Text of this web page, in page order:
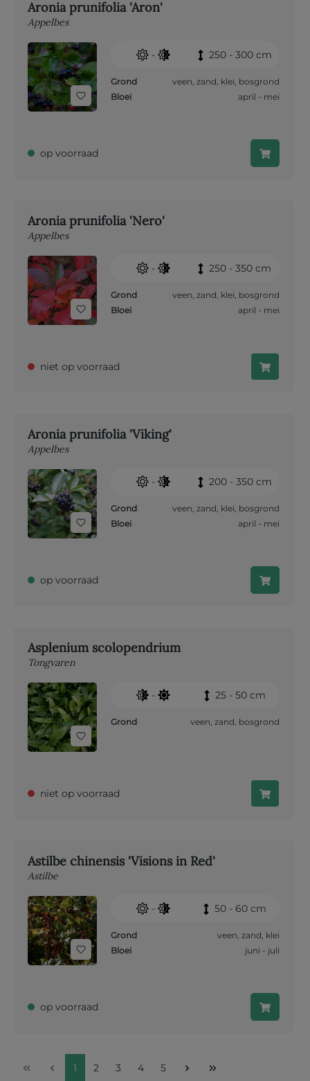
Aronia prunifolia 'Aron'
Appelbes
- 250 - 300 cm
Grond veen, zand, klei, bosgrond
Bloei
april - mei
op voorraad
Aronia prunifolia 'Nero'
Appelbes
- 250 - 350 cm
Grond veen, zand, klei, bosgrond
Bloei
april - mei
niet op voorraad
Aronia prunifolia 'Viking'
Appelbes
- 200 - 350 cm
Grond veen, zand, klei, bosgrond
Bloei
april - mei
op voorraad
Asplenium scolopendrium
Tongvaren
- 25 - 50 cm
Grond veen, zand, bosgrond
niet op voorraad
Astilbe chinensis 'Visions in Red'
Astilbe
- 50 - 60 cm
Grond veen, zand, klei
Bloei
juni - juli
op voorraad
1 2 3 4 5